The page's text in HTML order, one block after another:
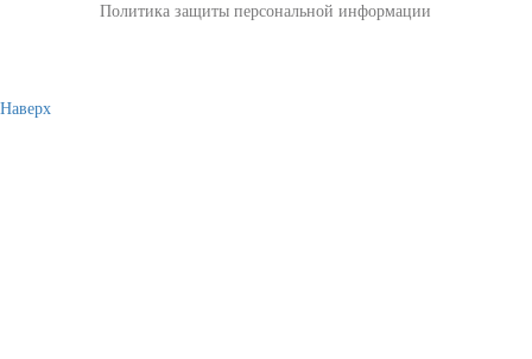
Политика защиты персональной информации
Наверх